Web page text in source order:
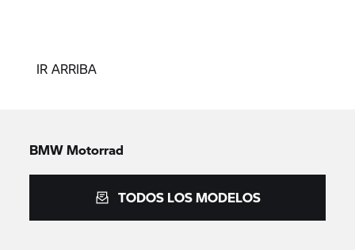
IR ARRIBA
BMW Motorrad
TODOS LOS MODELOS